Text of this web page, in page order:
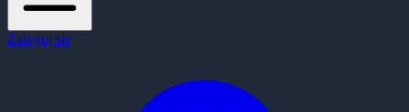
Zaloguj się